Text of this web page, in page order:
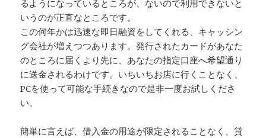
るようになっているところが、ないので利用できないと
いうのが正直なところです。
この何年かは迅速な即日融資をしてくれる、キャッシン
グ会社が増えつつあります。発行されたカードがあなた
のところに届くより先に、あなたの指定口座へ希望通り
に送金されるわけです。いちいちお店に行くことなく、
PCを使って可能な手続きなので是非一度お試しくださ
い。
簡単に言えば、借入金の用途が限定されることなく、貸